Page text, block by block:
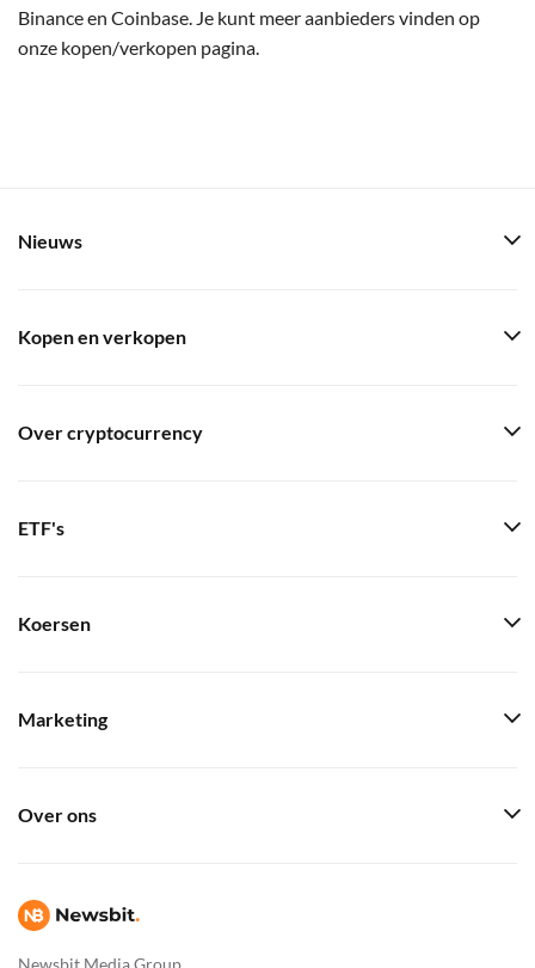
Binance en Coinbase. Je kunt meer aanbieders vinden op
onze kopen/verkopen pagina.
Newsbit Media Group
Nieuws
Kopen en verkopen
Over cryptocurrency
ETF's
Koersen
Marketing
Over ons